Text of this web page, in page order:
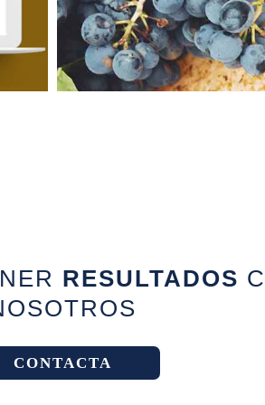
RESULTADOS
CONTACTA